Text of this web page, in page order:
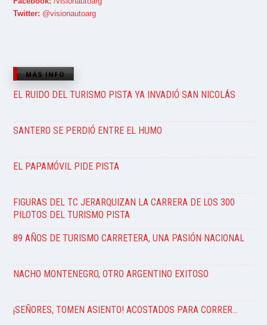
Twitter: @visionautoarg
MÁS INFO
EL RUIDO DEL TURISMO PISTA YA INVADIÓ SAN NICOLÁS
SANTERO SE PERDIÓ ENTRE EL HUMO
EL PAPAMÓVIL PIDE PISTA
FIGURAS DEL TC JERARQUIZAN LA CARRERA DE LOS 300
PILOTOS DEL TURISMO PISTA
89 AÑOS DE TURISMO CARRETERA, UNA PASIÓN NACIONAL
NACHO MONTENEGRO, OTRO ARGENTINO EXITOSO
¡SEÑORES, TOMEN ASIENTO! ACOSTADOS PARA CORRER…